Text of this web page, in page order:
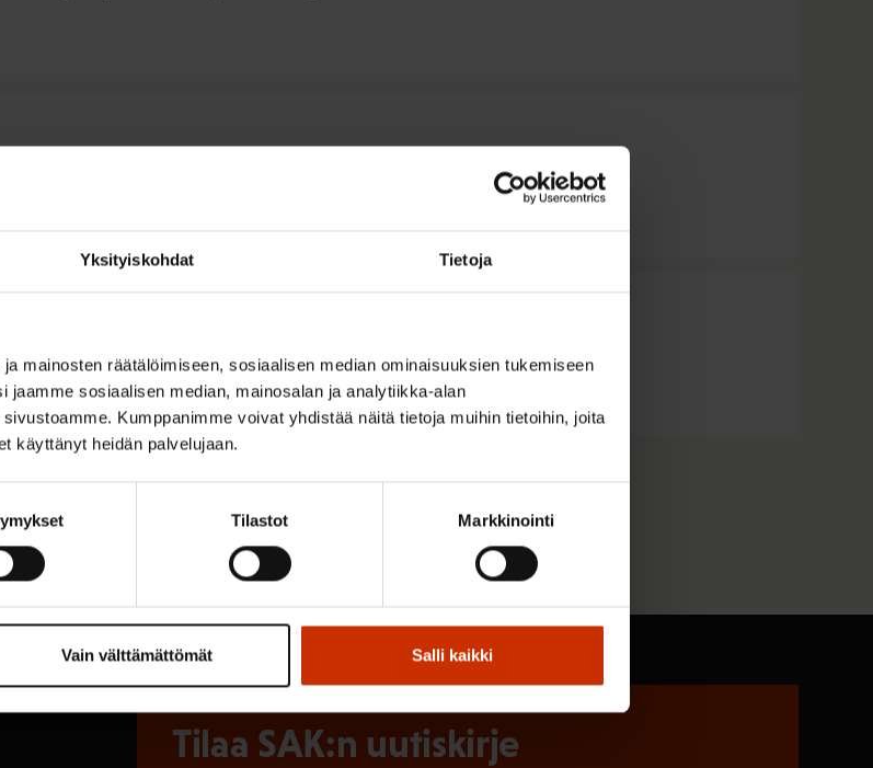
Yksityiskohdat Tietoja
mainosten räätälöimiseen, sosiaalisen median ominaisuuksien tukemiseen
jaamme sosiaalisen median, mainosalan ja analytiikka-alan
Kumppanimme voivat yhdistää näitä tietoja muihin tietoihin, joita
käyttänyt heidän palvelujaan.
Tilastot Markkinointi
Vain välttämättömät Salli kaikki
Tilaa SAK:n uutiskirje